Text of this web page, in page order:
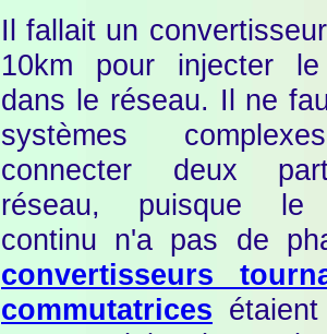
Il fallait un
10km pour injecter
dans le réseau. Il ne
systèmes
connecter deux
réseau, puisque le
continu n'a pas de
convertisseurs
commutatrices